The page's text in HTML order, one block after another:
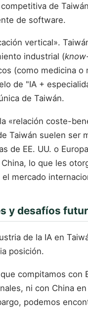
de
de software.
vertical».
industrial (
(como medicina o
de "IA +
de Taiwán.
«relación coste-
Taiwán suelen ser
de EE. UU. o
lo que les
mercado
y desafíos
de la IA en
posición.
compitamos con
ni con China
podemos